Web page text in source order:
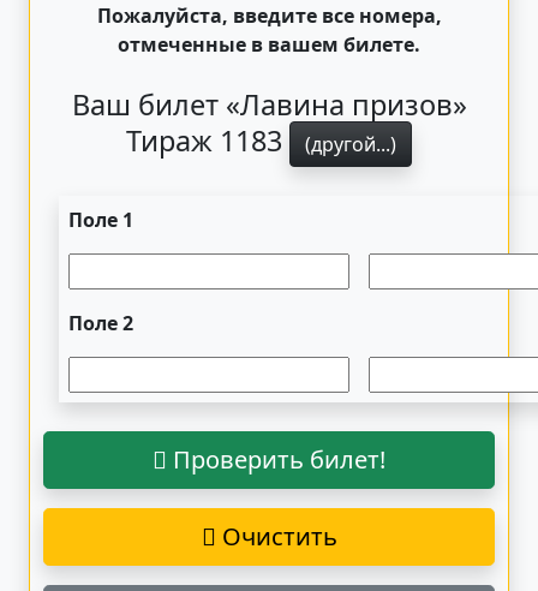
Пожалуйста, введите все номера,
отмеченные в вашем билете.
Ваш билет «Лавина призов»
Тираж 1183
(другой...)
Поле 1
Поле 2
Проверить билет!
Очистить